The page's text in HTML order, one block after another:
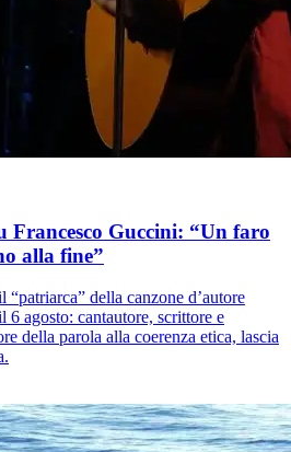
Francesco Guccini: “Un faro
alla fine”
della canzone d’autore
6 agosto: cantautore, scrittore e
della parola alla coerenza etica, lascia